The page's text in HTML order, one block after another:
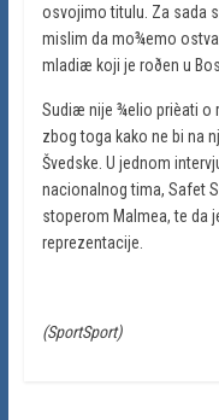
osvojimo titulu. Za sada
mislim da mo¾emo
mladiæ koji je roðen u
Sudiæ nije ¾elio prièati o
zbog toga kako ne bi na
Švedske. U jednom
nacionalnog tima, Safet
stoperom Malmea, te da
reprezentacije.
(SportSport)